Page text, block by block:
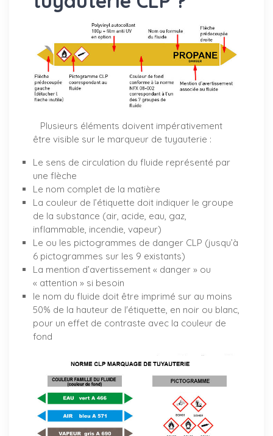
Plusieurs éléments doivent impérativement
être visible sur le marqueur de tuyauterie :
Le sens de circulation du fluide représenté par
une flèche
Le nom complet de la matière
La couleur de l’étiquette doit indiquer le groupe
de la substance (air, acide, eau, gaz,
inflammable, incendie, vapeur)
Le ou les pictogrammes de danger CLP (jusqu’à
6 pictogrammes sur les 9 existants)
La mention d’avertissement « danger » ou
« attention » si besoin
le nom du fluide doit être imprimé sur au moins
50% de la hauteur de l'étiquette, en noir ou blanc,
pour un effet de contraste avec la couleur de
fond